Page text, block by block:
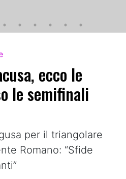
ecco le
le semifinali
per il triangolare
Romano: “Sfide